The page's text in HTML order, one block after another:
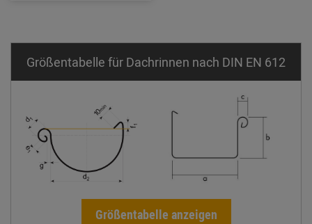
Größentabelle für Dachrinnen nach DIN EN 612
Größentabelle anzeigen